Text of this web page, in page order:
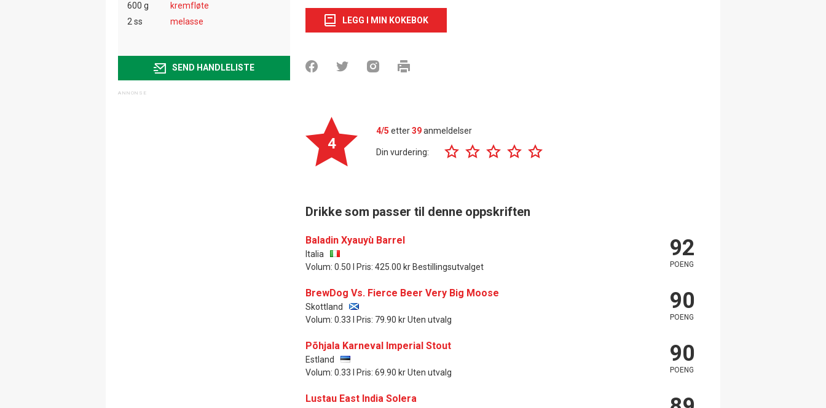
600 g
kremfløte
2 ss
melasse
SEND HANDLELISTE
LEGG I MIN KOKEBOK
4
4/5 etter39anmeldelser
Din vurdering:
Drikke som passer til denne oppskriften
Baladin Xyauyù Barrel
Italia
Volum: 0.50 l Pris: 425.00 kr Bestillingsutvalget
92
POENG
BrewDog Vs. Fierce Beer Very Big Moose
Skottland
Volum: 0.33 l Pris: 79.90 kr Uten utvalg
90
POENG
Põhjala Karneval Imperial Stout
Estland
Volum: 0.33 l Pris: 69.90 kr Uten utvalg
90
POENG
Lustau East India Solera